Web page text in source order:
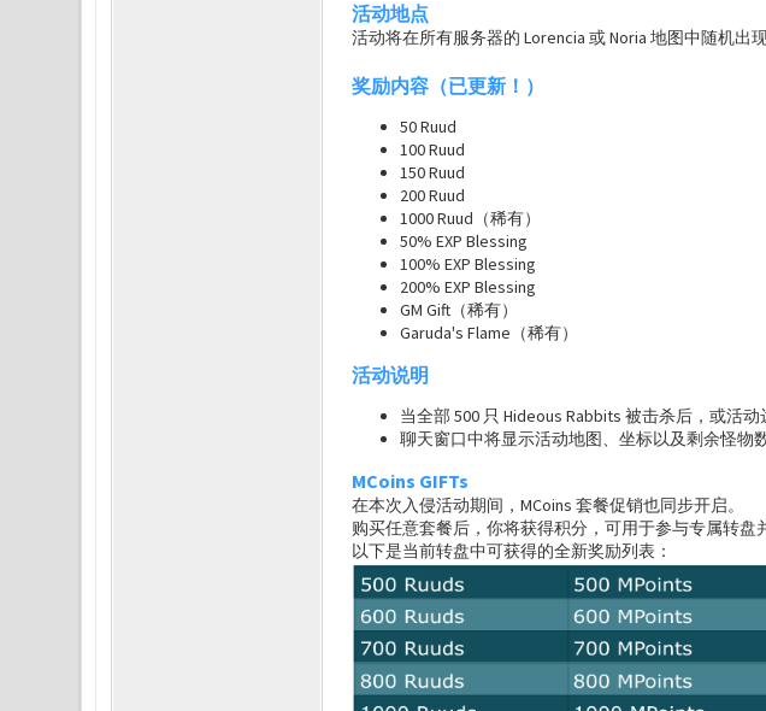
活动地点
活动将在所有服务器的 Lorencia 或 Noria 地图中随机出
奖励内容（已更新！）
50 Ruud
100 Ruud
150 Ruud
200 Ruud
1000 Ruud（稀有）
50% EXP Blessing
100% EXP Blessing
200% EXP Blessing
GM Gift（稀有）
Garuda's Flame（稀有）
活动说明
当全部 500 只 Hideous Rabbits 被击杀后，或活
聊天窗口中将显示活动地图、坐标以及剩余怪物
MCoins GIFTs
在本次入侵活动期间，MCoins 套餐促销也同步开启。
购买任意套餐后，你将获得积分，可用于参与专属转盘
以下是当前转盘中可获得的全新奖励列表：